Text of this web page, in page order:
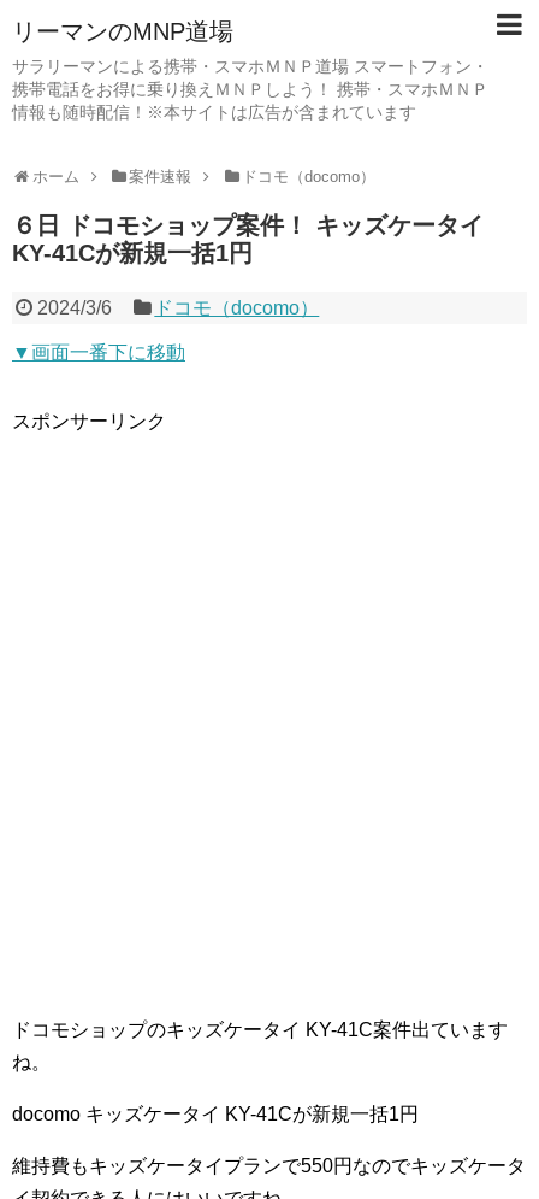
リーマンのMNP道場
サラリーマンによる携帯・スマホＭＮＰ道場 スマートフォン・
携帯電話をお得に乗り換えＭＮＰしよう！ 携帯・スマホＭＮＰ
情報も随時配信！※本サイトは広告が含まれています
ホーム 案件速報 ドコモ（docomo）
６日 ドコモショップ案件！ キッズケータイ
KY-41Cが新規一括1円
2024/3/6 ドコモ（docomo）
▼画面一番下に移動
スポンサーリンク
ドコモショップのキッズケータイ KY-41C案件出ています
ね。
docomo キッズケータイ KY-41Cが新規一括1円
維持費もキッズケータイプランで550円なのでキッズケータ